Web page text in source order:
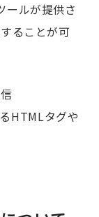
ールが提供さ
ることが可
HTMLタグや